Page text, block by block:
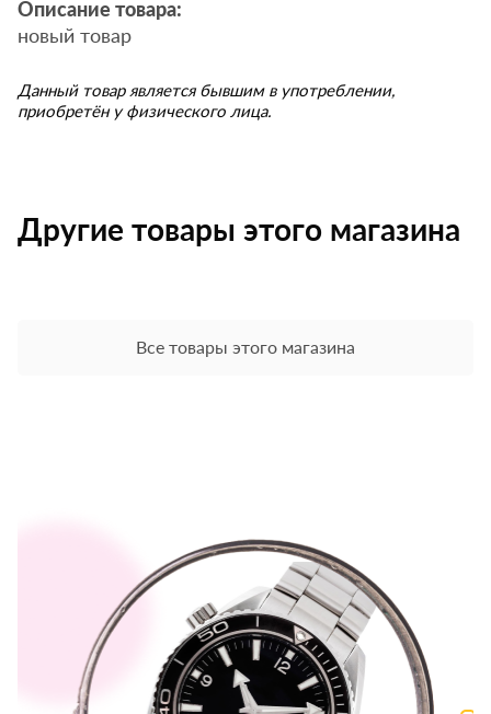
Описание товара:
новый товар
Данный товар является бывшим в употреблении,
приобретён у физического лица.
Другие товары этого магазина
Все товары этого магазина